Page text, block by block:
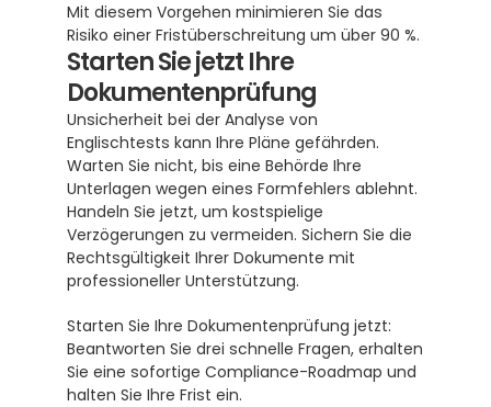
Mit diesem Vorgehen minimieren Sie das
Risiko einer Fristüberschreitung um über 90 %.
Starten Sie jetzt Ihre
Dokumentenprüfung
Unsicherheit bei der Analyse von
Englischtests kann Ihre Pläne gefährden.
Warten Sie nicht, bis eine Behörde Ihre
Unterlagen wegen eines Formfehlers ablehnt.
Handeln Sie jetzt, um kostspielige
Verzögerungen zu vermeiden. Sichern Sie die
Rechtsgültigkeit Ihrer Dokumente mit
professioneller Unterstützung.
Starten Sie Ihre Dokumentenprüfung jetzt:
Beantworten Sie drei schnelle Fragen, erhalten
Sie eine sofortige Compliance-Roadmap und
halten Sie Ihre Frist ein.